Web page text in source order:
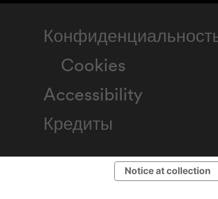
Cookies
Accessibility
Кредиты
Notice at collection